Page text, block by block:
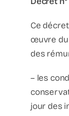
Podcast
Ce
œuvre du
des
– les
jour des